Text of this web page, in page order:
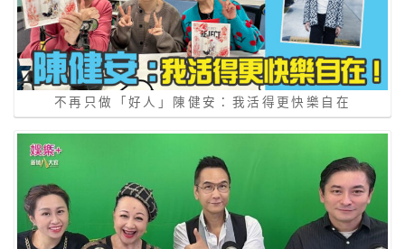
不再只做「好人」陳健安：我活得更快樂自在